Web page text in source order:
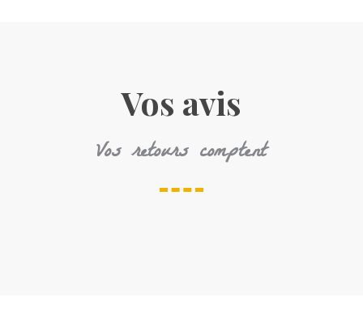
Vos avis
Vos retours comptent